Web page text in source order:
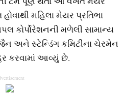
મહિલા મેયર પ્રતિભા
કોર્પોરેશનની મળેલી સામાન્ય
અને સ્ટેન્ડિંગ કમિટીના ચેરમેન
કરવામાં આવ્યું છે.